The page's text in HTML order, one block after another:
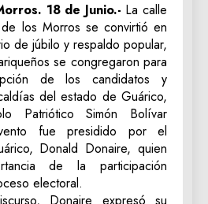
18 de Junio.- La calle
los Morros se convirtió en
de júbilo y respaldo popular,
se congregaron para
de los candidatos y
del estado de Guárico,
Patriótico Simón Bolívar
fue presidido por el
Donald Donaire, quien
de la participación
electoral.